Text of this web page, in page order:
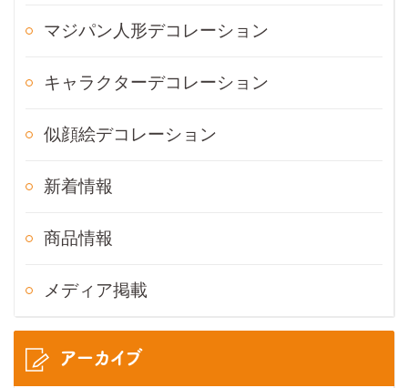
マジパン人形デコレーション
キャラクターデコレーション
似顔絵デコレーション
新着情報
商品情報
メディア掲載
アーカイブ